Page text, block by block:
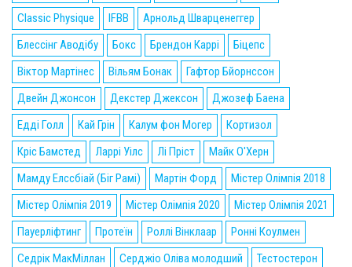
Classic Physique
IFBB
Арнольд Шварценеггер
Блессінг Аводібу
Бокс Брендон Каррі
Біцепс
Віктор Мартінес
Вільям Бонак
Гафтор Бйорнссон
Двейн Джонсон
Декстер Джексон
Джозеф Баена
Едді Голл
Кай Грін Калум фон Могер
Кортизол
Кріс Бамстед
Ларрі Уілс Лі Пріст
Майк О'Херн
Мамду Елссбіай (Біг Рамі)
Мартін Форд
Містер Олімпія 2018
Містер Олімпія 2019
Містер Олімпія 2020
Містер Олімпія 2021
Пауерліфтинг
Протеїн Роллі Вінклаар
Ронні Коулмен
Седрік МакМіллан
Серджіо Оліва молодший
Тестостерон